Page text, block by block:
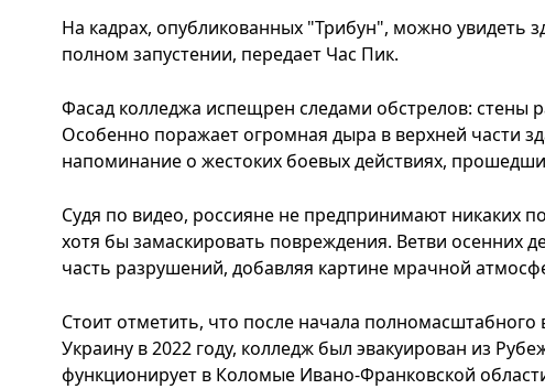
На кадрах, опубликованных "Трибун", можно увидеть
полном запустении, передает Час Пик.
Фасад колледжа испещрен следами обстрелов: стены
Особенно поражает огромная дыра в верхней части
напоминание о жестоких боевых действиях,
Судя по видео, россияне не предпринимают никаких
хотя бы замаскировать повреждения. Ветви осенних
часть разрушений, добавляя картине мрачной
Стоит отметить, что после начала полномасштабного
Украину в 2022 году, колледж был эвакуирован из
функционирует в Коломые Ивано-Франковской